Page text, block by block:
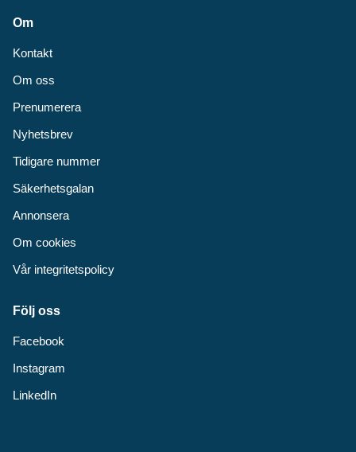
Om
Kontakt
Om oss
Prenumerera
Nyhetsbrev
Tidigare nummer
Säkerhetsgalan
Annonsera
Om cookies
Vår integritetspolicy
Följ oss
Facebook
Instagram
LinkedIn